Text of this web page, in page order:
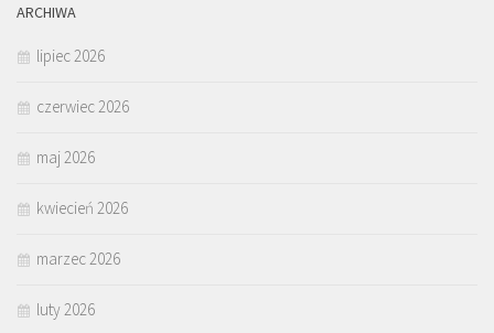
ARCHIWA
lipiec 2026
czerwiec 2026
maj 2026
kwiecień 2026
marzec 2026
luty 2026